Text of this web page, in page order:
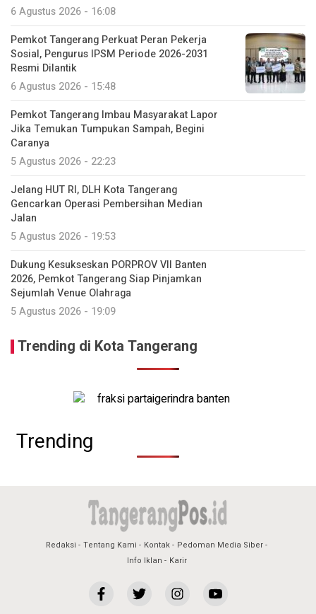
6 Agustus 2026 - 16:08
Pemkot Tangerang Perkuat Peran Pekerja
Sosial, Pengurus IPSM Periode 2026-2031
Resmi Dilantik
6 Agustus 2026 - 15:48
Pemkot Tangerang Imbau Masyarakat Lapor
Jika Temukan Tumpukan Sampah, Begini
Caranya
5 Agustus 2026 - 22:23
Jelang HUT RI, DLH Kota Tangerang
Gencarkan Operasi Pembersihan Median
Jalan
5 Agustus 2026 - 19:53
Dukung Kesukseskan PORPROV VII Banten
2026, Pemkot Tangerang Siap Pinjamkan
Sejumlah Venue Olahraga
5 Agustus 2026 - 19:09
Trending di Kota Tangerang
Trending
Redaksi Tentang Kami Kontak
Pedoman Media Siber
Info Iklan
Karir